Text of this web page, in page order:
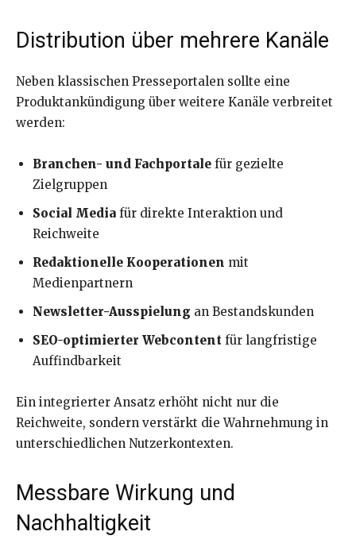
Distribution über mehrere Kanäle
Neben klassischen Presseportalen sollte eine
Produktankündigung über weitere Kanäle verbreitet
werden:
Branchen- und Fachportale für gezielte
Zielgruppen
Social Media für direkte Interaktion und
Reichweite
Redaktionelle Kooperationen mit
Medienpartnern
Newsletter-Ausspielung an Bestandskunden
SEO-optimierter Webcontent für langfristige
Auffindbarkeit
Ein integrierter Ansatz erhöht nicht nur die
Reichweite, sondern verstärkt die Wahrnehmung in
unterschiedlichen Nutzerkontexten.
Messbare Wirkung und
Nachhaltigkeit